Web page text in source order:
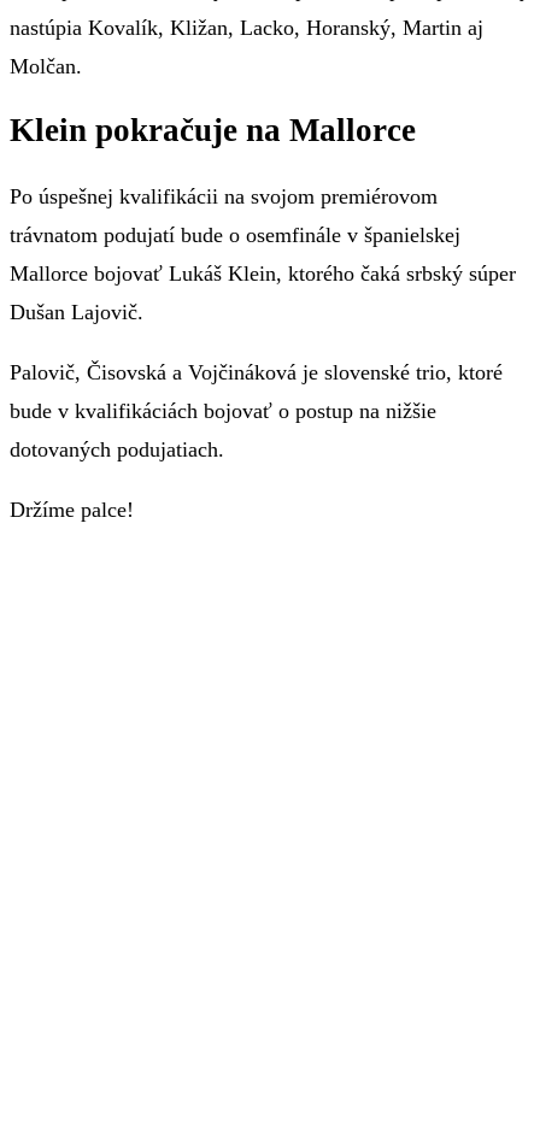
nastúpia Kovalík, Kližan, Lacko, Horanský, Martin aj
Molčan.
Klein pokračuje na Mallorce
Po úspešnej kvalifikácii na svojom premiérovom
trávnatom podujatí bude o osemfinále v španielskej
Mallorce bojovať Lukáš Klein, ktorého čaká srbský súper
Dušan Lajovič.
Palovič, Čisovská a Vojčináková je slovenské trio, ktoré
bude v kvalifikáciách bojovať o postup na nižšie
dotovaných podujatiach.
Držíme palce!